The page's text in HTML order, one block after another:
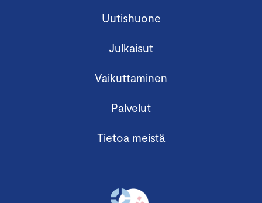
Uutishuone
Julkaisut
Vaikuttaminen
Palvelut
Tietoa meistä